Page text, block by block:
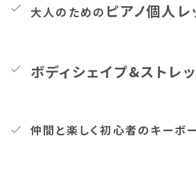
大人のための ピアノ個人レ
ボディシェイプ&ストレ
仲間と楽しく初心者のキーボ